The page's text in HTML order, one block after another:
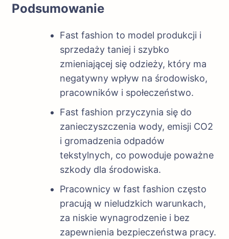
Podsumowanie
Fast fashion to model produkcji i
sprzedaży taniej i szybko
zmieniającej się odzieży, który ma
negatywny wpływ na środowisko,
pracowników i społeczeństwo.
Fast fashion przyczynia się do
zanieczyszczenia wody, emisji CO2
i gromadzenia odpadów
tekstylnych, co powoduje poważne
szkody dla środowiska.
Pracownicy w fast fashion często
pracują w nieludzkich warunkach,
za niskie wynagrodzenie i bez
zapewnienia bezpieczeństwa pracy.